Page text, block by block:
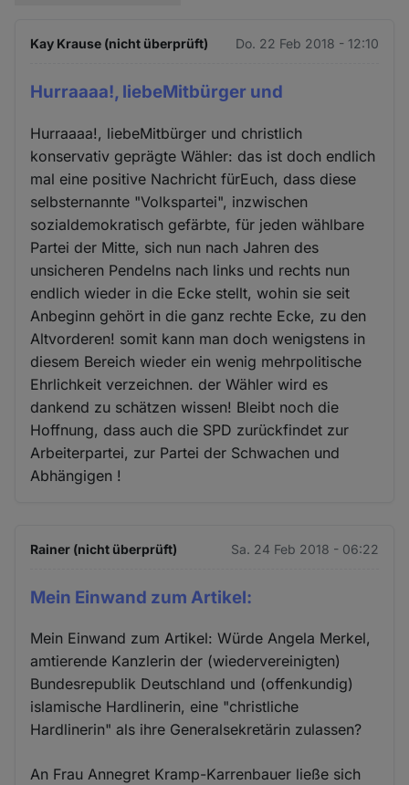
Kay Krause (nicht überprüft) Do. 22 Feb 2018 - 12:10
Hurraaaa!, liebeMitbürger und
Hurraaaa!, liebeMitbürger und christlich
konservativ geprägte Wähler: das ist doch endlich
mal eine positive Nachricht fürEuch, dass diese
selbsternannte "Volkspartei", inzwischen
sozialdemokratisch gefärbte, für jeden wählbare
Partei der Mitte, sich nun nach Jahren des
unsicheren Pendelns nach links und rechts nun
endlich wieder in die Ecke stellt, wohin sie seit
Anbeginn gehört in die ganz rechte Ecke, zu den
Altvorderen! somit kann man doch wenigstens in
diesem Bereich wieder ein wenig mehrpolitische
Ehrlichkeit verzeichnen. der Wähler wird es
dankend zu schätzen wissen! Bleibt noch die
Hoffnung, dass auch die SPD zurückfindet zur
Arbeiterpartei, zur Partei der Schwachen und
Abhängigen !
Rainer (nicht überprüft) Sa. 24 Feb 2018 - 06:22
Mein Einwand zum Artikel:
Mein Einwand zum Artikel: Würde Angela Merkel,
amtierende Kanzlerin der (wiedervereinigten)
Bundesrepublik Deutschland und (offenkundig)
islamische Hardlinerin, eine "christliche
Hardlinerin" als ihre Generalsekretärin zulassen?
An Frau Annegret Kramp-Karrenbauer ließe sich